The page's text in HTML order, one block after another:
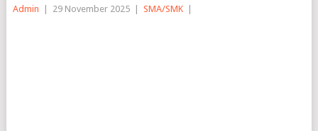
Admin 29 November 2025 SMA/SMK